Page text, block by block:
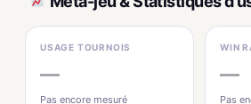
USAGE TOURNOIS
—
Pas encore mesuré
WIN
—
Pas